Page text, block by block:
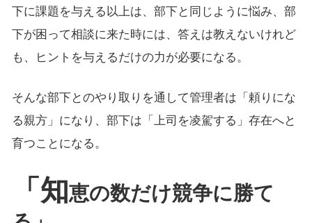
下に課題を与える以上は、部下と同じように悩み、部
下が困って相談に来た時には、答えは教えないけれど
も、ヒントを与えるだけの力が必要になる。
そんな部下とのやり取りを通して管理者は「頼りにな
る親方」になり、部下は「上司を凌駕する」存在へと
育つことになる。
「知恵の数だけ競争に勝て